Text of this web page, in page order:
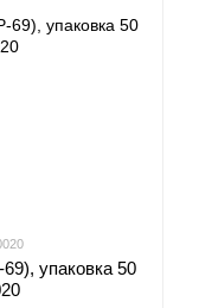
упаковка 50